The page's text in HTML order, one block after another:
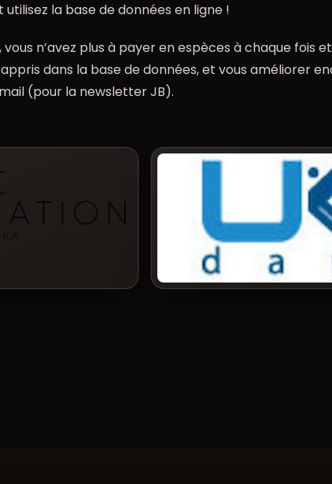
utilisez la base de données en ligne !
n’avez plus à payer en espèces à chaque fois
dans la base de données, et vous améliorer
(pour la newsletter JB).